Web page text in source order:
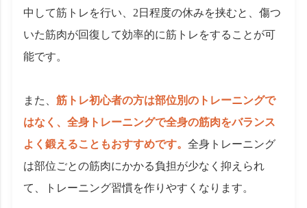
中して筋トレを行い、2日程度の休みを挟むと、傷つ
いた筋肉が回復して効率的に筋トレをすることが可
能です。
また、筋トレ初心者の方は部位別のトレーニングで
はなく、全身トレーニングで全身の筋肉をバランス
よく鍛えることもおすすめです。全身トレーニング
は部位ごとの筋肉にかかる負担が少なく抑えられ
て、トレーニング習慣を作りやすくなります。